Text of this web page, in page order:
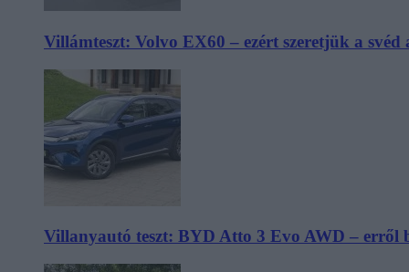
Villámteszt: Volvo EX60 – ezért szeretjük a svéd
Villanyautó teszt: BYD Atto 3 Evo AWD – erről